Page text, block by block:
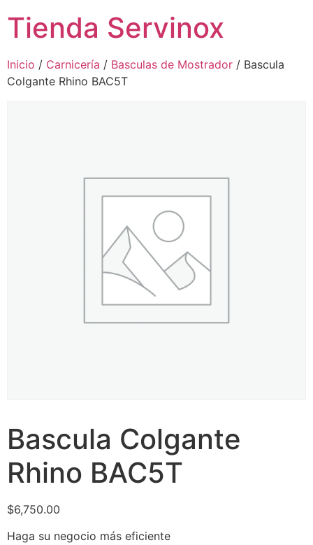
Tienda Servinox
Inicio / Carnicería / Basculas de Mostrador / Bascula
Colgante Rhino BAC5T
Bascula Colgante
Rhino BAC5T
$6,750.00
Haga su negocio más eficiente